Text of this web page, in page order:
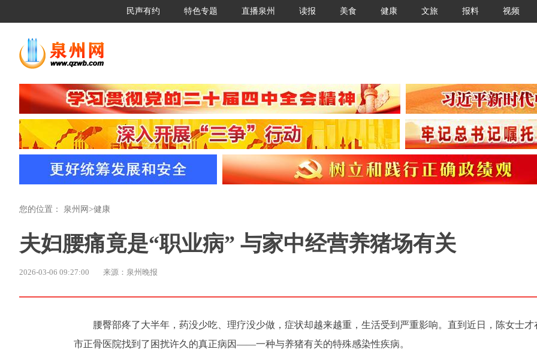
民声有约 特色专题 直播泉州 读报 美食 健康 文旅 报料 视频
您的位置： 泉州网 >健康
夫妇腰痛竟是“职业病” 与家中经营养猪场有关
2026-03-06 09:27:00 来源：泉州晚报
腰臀部疼了大半年，药没少吃、理疗没少做，症状却越来越重，生活受到严重影响。直到近日，陈女士才
市正骨医院找到了困扰许久的真正病因——一种与养猪有关的特殊感染性疾病。